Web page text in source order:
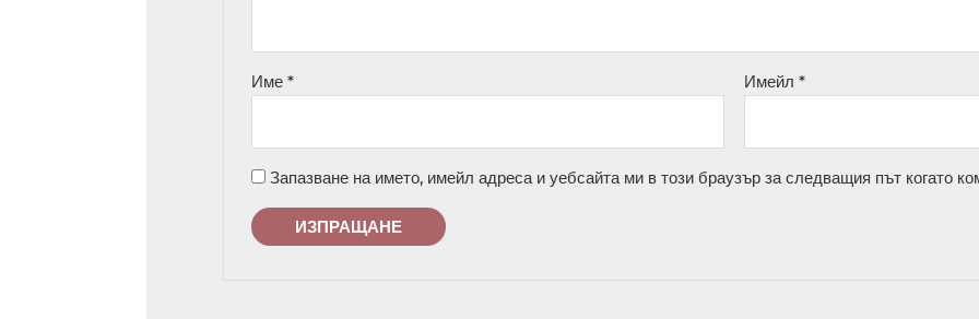
Име* Имейл *
Запазване на името, имейл адреса и уебсайта ми в този браузър за следващия път когато